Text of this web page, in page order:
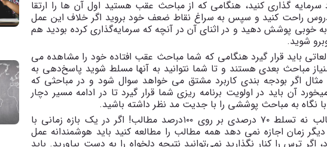
گذاری کنید، هنگامی که از مباحث عقب هستید اول آن ها را ارتقا
دروس راحت کنید و سپس به سراغ نقاط ضعف خود بروید اگر خلاف این عمل
به خوبی پوشش دهید و در اثنای آن در آنچه که سرمایهگذاری کرده بودید هم
شوید.
باید قرار گیرد هنگامی که شما مباحث عقب افتاده خود را مشاهده می
مباحث بعدی هستند و تا شما نتوانید به آنها مسلط شوید پاسخدهی به
اگر بودجه بندی کاربرد مشتق می خواهد سوال شود و در مباحثی که
آن باید در اولویت برنامه ریزی شما قرار گیرد تا در ادامه مسیر دچار
نگاه به مباحث پوششی را با جدیت مد نظر داشته باشید.
تسلط ۱۰۰درصدی بر روی ۷۰ درصد مطالب نه تسلط ۷۰ درصدی بر روی ۱۰۰درصد مطالب! اگر در یک بازه زمانی با
دیگر زمان اجازه نمی دهد همه مطالب را مطالعه کنید باید هوشمندانه عمل
اگر ترس را کنار نگذارید نمیتوانید نتیجه دلخواه را به دست بیاورید. باید